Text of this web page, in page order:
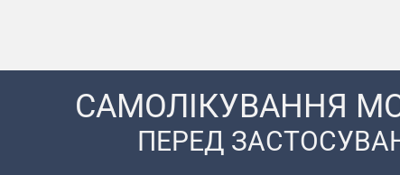
САМОЛІКУВАННЯ
ПЕРЕД